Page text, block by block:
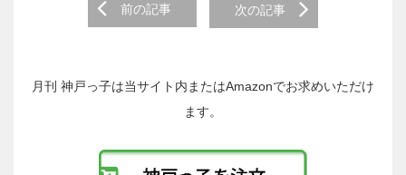
稿
前の記事 次の記事
月刊 神戸っ子は当サイト内またはAmazonでお求めいただけ
ます。